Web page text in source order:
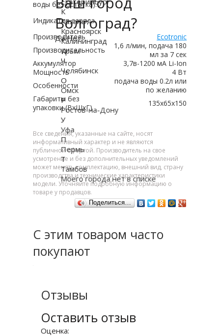
воды без остатка).
Индикатор заряда.
Производитель
Ecotronic
Производительность
1,6 л/мин, подача 180
мл за 7 сек
Аккумулятор
3,7в-1200 мА Li-Ion
Мощность
4 Вт
Особенности
подача воды 0.2л или
по желанию
Габариты без
упаковки (ВxШxГ)
135x65x150
Все сведения, указанные на сайте, носят
информативный характер и не являются
публичной офертой. Производитель на свое
усмотрение и без дополнительных уведомлений
может менять комплектацию, внешний вид, страну
производства и технические характеристики
модели. Уточняйте подробную информацию о
товаре у продавцов.
Поделиться…
С этим товаром часто
покупают
Отзывы
Оставить отзыв
Оценка:
Волгоград?
Да Нет
К
Казань
Красноярск
Калининград
Крым
Ч
Челябинск
О
Омск
Р
Ростов-на-Дону
У
Уфа
П
Пермь
Т
Тамбов
Моего города нет в списке